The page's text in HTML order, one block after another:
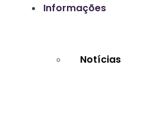
Informações
Notícias